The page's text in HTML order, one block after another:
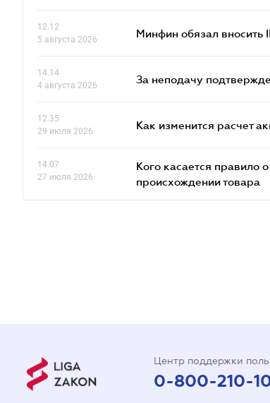
12.12
5 августа 2026
Минфин обязал вносить
14.14
4 августа 2026
За неподачу
12.35
29 июля 2026
Как изменится расчет
14.07
27 июля 2026
Кого касается правило
происхождении товара
Центр поддержки
0-800-210-